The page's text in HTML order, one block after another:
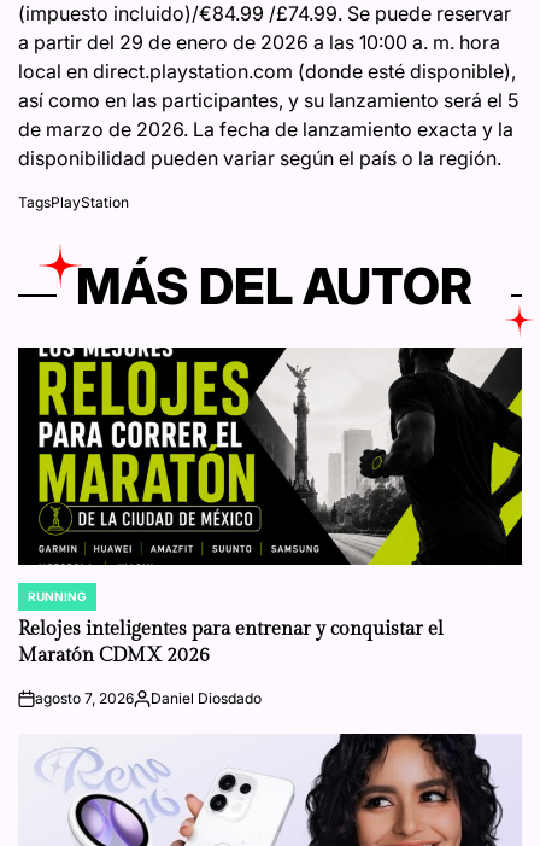
(impuesto incluido)/€84.99 /£74.99. Se puede reservar
a partir del 29 de enero de 2026 a las 10:00 a. m. hora
local en direct.playstation.com (donde esté disponible),
así como en las participantes, y su lanzamiento será el 5
de marzo de 2026. La fecha de lanzamiento exacta y la
disponibilidad pueden variar según el país o la región.
TagsPlayStation
MÁS DEL AUTOR
POSTED
IN
RUNNING
Relojes inteligentes para entrenar y conquistar el
Maratón CDMX 2026
onagosto 7, 2026Posted
Daniel Diosdado